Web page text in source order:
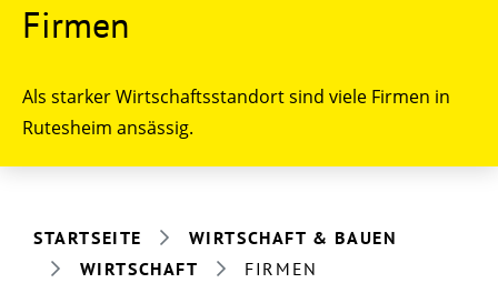
Firmen
Als starker Wirtschaftsstandort sind viele Firmen in
Rutesheim ansässig.
STARTSEITE
WIRTSCHAFT & BAUEN
WIRTSCHAFT
FIRMEN